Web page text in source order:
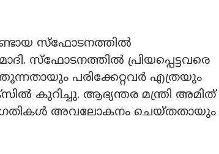
സ്ഫോടനത്തില്‍
സ്‌ഫോടനത്തില്‍ പ്രിയപ്പെട്ടവരെ
പരിക്കേറ്റവര്‍ എത്രയും
കുറിച്ചു. ആഭ്യന്തര മന്ത്രി അമിത്
അവലോകനം ചെയ്തതായും